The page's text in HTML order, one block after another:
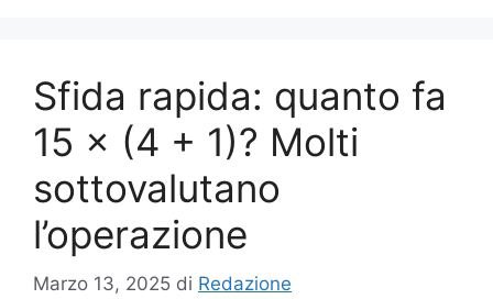
Sfida rapida: quanto fa
15 × (4 + 1)? Molti
sottovalutano
l’operazione
Marzo 13, 2025 di Redazione